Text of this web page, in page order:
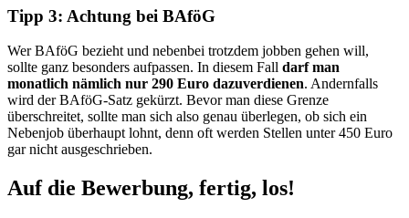
Tipp 3: Achtung bei BAföG
Wer BAföG bezieht und nebenbei trotzdem jobben gehen will,
sollte ganz besonders aufpassen. In diesem Fall darf man
monatlich nämlich nur 290 Euro dazuverdienen. Andernfalls
wird der BAföG-Satz gekürzt. Bevor man diese Grenze
überschreitet, sollte man sich also genau überlegen, ob sich ein
Nebenjob überhaupt lohnt, denn oft werden Stellen unter 450 Euro
gar nicht ausgeschrieben.
Auf die Bewerbung, fertig, los!